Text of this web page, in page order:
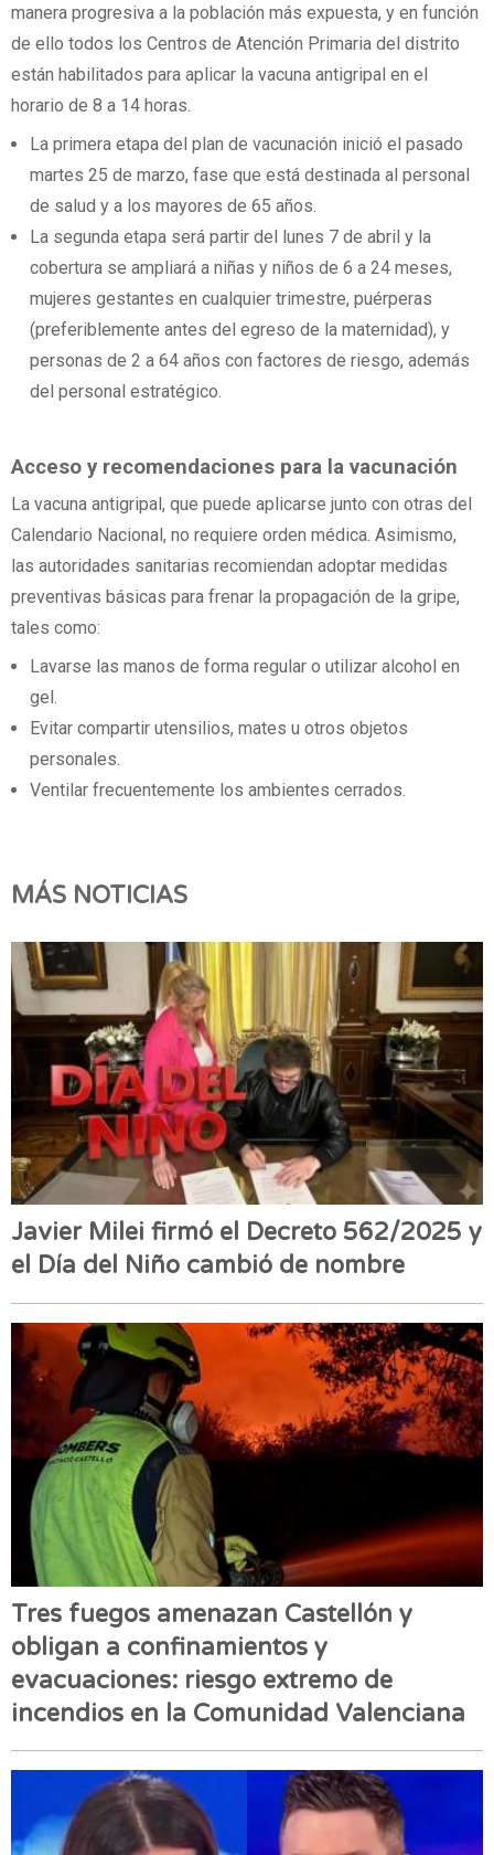
manera progresiva a la población más expuesta, y en función
de ello todos los Centros de Atención Primaria del distrito
están habilitados para aplicar la vacuna antigripal en el
horario de 8 a 14 horas.
La primera etapa del plan de vacunación inició el pasado
martes 25 de marzo, fase que está destinada al personal
de salud y a los mayores de 65 años.
La segunda etapa será partir del lunes 7 de abril y la
cobertura se ampliará a niñas y niños de 6 a 24 meses,
mujeres gestantes en cualquier trimestre, puérperas
(preferiblemente antes del egreso de la maternidad), y
personas de 2 a 64 años con factores de riesgo, además
del personal estratégico.
Acceso y recomendaciones para la vacunación
La vacuna antigripal, que puede aplicarse junto con otras del
Calendario Nacional, no requiere orden médica. Asimismo,
las autoridades sanitarias recomiendan adoptar medidas
preventivas básicas para frenar la propagación de la gripe,
tales como:
Lavarse las manos de forma regular o utilizar alcohol en
gel.
Evitar compartir utensilios, mates u otros objetos
personales.
Ventilar frecuentemente los ambientes cerrados.
MÁS NOTICIAS
Javier Milei firmó el Decreto 562/2025 y
el Día del Niño cambió de nombre
Tres fuegos amenazan Castellón y
obligan a confinamientos y
evacuaciones: riesgo extremo de
incendios en la Comunidad Valenciana